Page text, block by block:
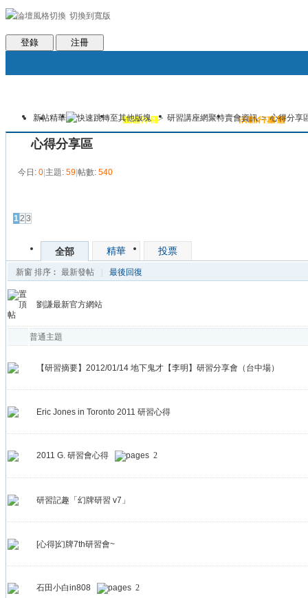
切換到寬版
會員條款 社區服務
登錄 注冊
論壇 圈子 邀請注冊 群組聚合 活動行事曆
新帖精華 > 研習講座網聚特賣會資訊 > 心得分享
心得分享區
今日: 0|主題: 59|帖數: 540
12 3
全部 精華 投票
新窗 排序︰ 最新發帖 最後回復
劉謙最新官方網站
普通主題
【研習摘要】2012/01/14 地下鬼才【李明】研習分享會（台中場）
Eric Jones in Toronto 2011 研習心得
2011 G. 研習會心得 2
研習記趣「幻牌研習 v7」
[心得]幻牌7th研習會~
石田小白in808 2